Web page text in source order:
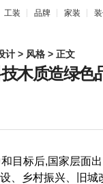
工装 品牌 家装
计 > 风格 > 正文
木质造绿色
标后,国家层面出
、乡村振兴、旧